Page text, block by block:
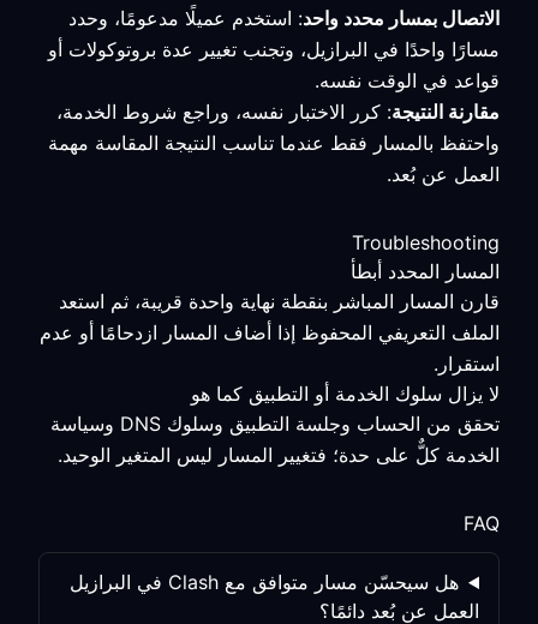
الاتصال بمسار محدد واحد: استخدم عميلًا مدعومًا، وحدد
مسارًا واحدًا في البرازيل، وتجنب تغيير عدة بروتوكولات أو
قواعد في الوقت نفسه.
مقارنة النتيجة: كرر الاختبار نفسه، وراجع شروط الخدمة،
واحتفظ بالمسار فقط عندما تناسب النتيجة المقاسة مهمة
العمل عن بُعد.
Troubleshooting
المسار المحدد أبطأ
قارن المسار المباشر بنقطة نهاية واحدة قريبة، ثم استعد
الملف التعريفي المحفوظ إذا أضاف المسار ازدحامًا أو عدم
استقرار.
لا يزال سلوك الخدمة أو التطبيق كما هو
تحقق من الحساب وجلسة التطبيق وسلوك DNS وسياسة
الخدمة كلٌّ على حدة؛ فتغيير المسار ليس المتغير الوحيد.
FAQ
هل سيحسّن مسار متوافق مع Clash في البرازيل
العمل عن بُعد دائمًا؟